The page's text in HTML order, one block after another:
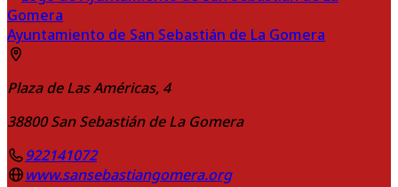
Ayuntamiento de San Sebastián de La Gomera
Plaza de Las Américas, 4
38800 San Sebastián de La Gomera
922141072
www.sansebastiangomera.org